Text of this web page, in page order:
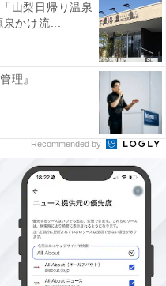
パ」は全室オーシャ
山梨日帰り温泉
かけ流...
理』
Recommended by